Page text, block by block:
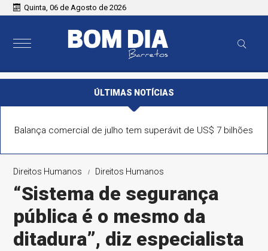
Quinta, 06 de Agosto de 2026
ÚLTIMAS NOTÍCIAS
Previsão do tempo para sexta-feira (07), em SP: pancadas
de chuva de forte intensidade
Direitos Humanos Direitos Humanos
“Sistema de segurança
pública é o mesmo da
ditadura”, diz especialista